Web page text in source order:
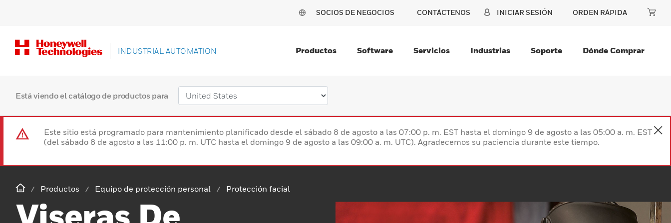
SOCIOS DE NEGOCIOS CONTÁCTENOS INICIAR SESIÓN ORDEN RÁPIDA
INDUSTRIAL AUTOMATION Productos Software Servicios Industrias Soporte Dónde Comprar
Está viendo el catálogo de productos para
Este sitio está programado para mantenimiento planificado desde el sábado 8 de agosto a las 07:00 p. m. EST hasta el domingo 9 de agosto a las 05:00 a. m. EST
(del sábado 8 de agosto a las 11:00 p. m. UTC hasta el domingo 9 de agosto a las 09:00 a. m. UTC). Agradecemos su paciencia durante este tiempo.
Productos Equipo de protección personal Protección facial
Viseras De